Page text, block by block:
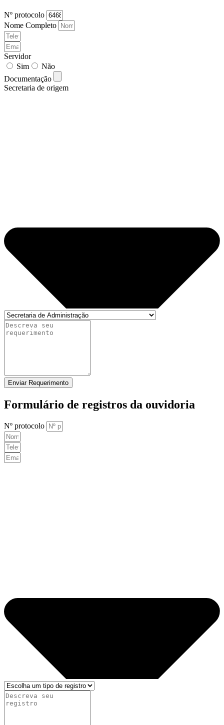
Nº protocolo
Nome Completo
Servidor
Sim
Não
Documentação
Secretaria de origem
Enviar Requerimento
Formulário de registros da ouvidoria
Nº protocolo